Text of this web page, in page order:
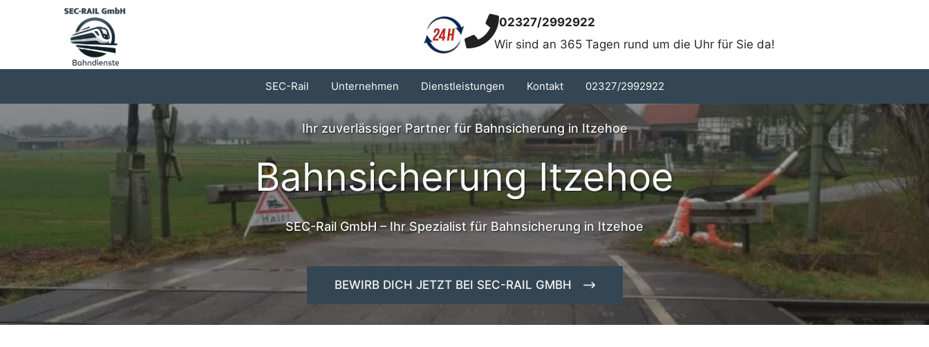
02327/2992922
Wir sind an 365 Tagen rund um die Uhr für Sie da!
SEC-Rail Unternehmen Dienstleistungen Kontakt 02327/2992922
Ihr zuverlässiger Partner für Bahnsicherung in Itzehoe
Bahnsicherung Itzehoe
SEC-Rail GmbH – Ihr Spezialist für Bahnsicherung in Itzehoe
BEWIRB DICH JETZT BEI SEC-RAIL GMBH